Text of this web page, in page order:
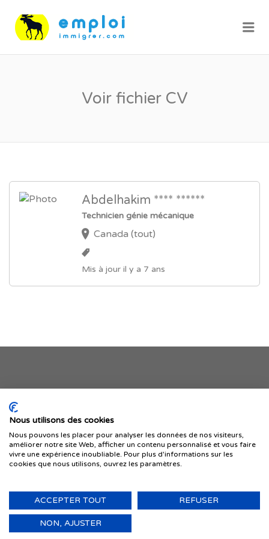
Voir fichier CV
Abdelhakim **** ******
Technicien génie mécanique
Canada (tout)
Mis à jour il y a 7 ans
Je publie mon offre
© 1999-2026 IMMIGRER.COM INC. — TOUS DROITS RÉSERVÉS
Nous utilisons des cookies
Nous pouvons les placer pour analyser les données de nos visiteurs,
améliorer notre site Web, afficher un contenu personnalisé et vous faire
vivre une expérience inoubliable. Pour plus d'informations sur les
cookies que nous utilisons, ouvrez les paramètres.
ACCEPTER TOUT REFUSER
NON, AJUSTER